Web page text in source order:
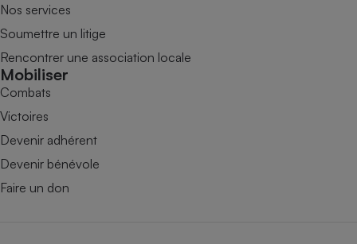
Nos services
Soumettre un litige
Rencontrer une association locale
Mobiliser
Combats
Victoires
Devenir adhérent
Devenir bénévole
Faire un don